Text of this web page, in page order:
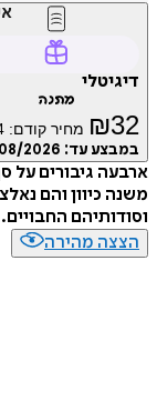
דיגיטלי
מתנה
₪32 מחיר קודם:
במבצע עד: 2026
ארבעה גיבורים על
משנה כיוון והם
וסודותיהם החבויים.
הצצה מהירה